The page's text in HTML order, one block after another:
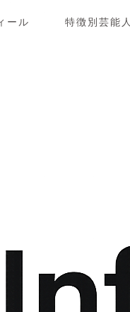
ール 特徴別芸能人